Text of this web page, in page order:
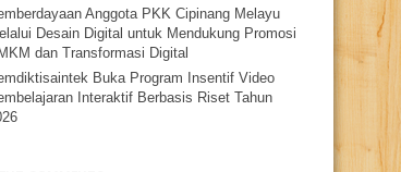
Anggota PKK Cipinang Melayu
Desain Digital untuk Mendukung Promosi
dan Transformasi Digital
Buka Program Insentif Video
Interaktif Berbasis Riset Tahun